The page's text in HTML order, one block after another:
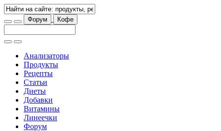
Форум Кофе
Анализаторы
Продукты
Рецепты
Статьи
Диеты
Добавки
Витамины
Линеечки
Форум